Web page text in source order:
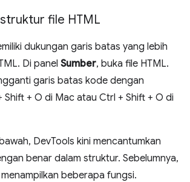
file HTML
dukungan garis batas yang lebih
Di panel Sumber, buka file HTML.
garis batas kode dengan
+ O di Mac atau Ctrl + Shift + O di
DevTools kini mencantumkan
benar dalam struktur. Sebelumnya,
beberapa fungsi.